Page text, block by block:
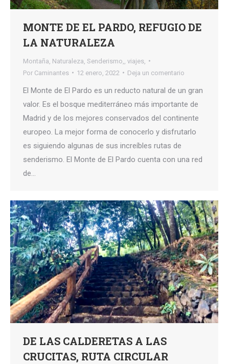
MONTE DE EL PARDO, REFUGIO DE
LA NATURALEZA
Montaña Naturaleza Senderismo,
viajes,
Por Caminantes 12 enero, 2022 Deja un comentario
El Monte de El Pardo es un reducto natural de un gran
valor. Es el bosque mediterráneo más importante de
Madrid y de los mejores conservados del continente
europeo. La mejor forma de conocerlo y disfrutarlo
es siguiendo algunas de sus increíbles rutas de
senderismo. El Monte de El Pardo cuenta con una red
de…
DE LAS CALDERETAS A LAS
CRUCITAS, RUTA CIRCULAR